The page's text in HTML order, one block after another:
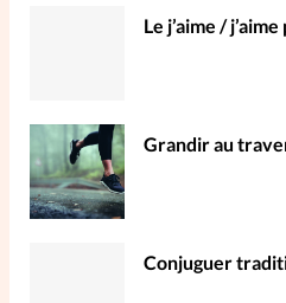
Le j’aime /
Grandir au
Conjuguer